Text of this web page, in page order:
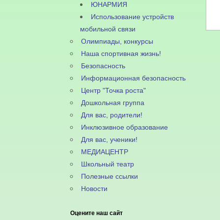
ЮНАРМИЯ
Использование устройств
мобильной связи
Олимпиады, конкурсы
Наша спортивная жизнь!
Безопасность
Информационная безопасность
Центр "Точка роста"
Дошкольная группа
Для вас, родители!
Инклюзивное образование
Для вас, ученики!
МЕДИАЦЕНТР
Школьный театр
Полезные ссылки
Новости
Оцените наш сайт